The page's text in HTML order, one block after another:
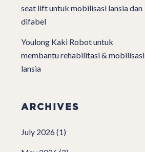
seat lift untuk mobilisasi lansia dan
difabel
Youlong Kaki Robot untuk
membantu rehabilitasi & mobilisasi
lansia
ARCHIVES
July 2026(1)